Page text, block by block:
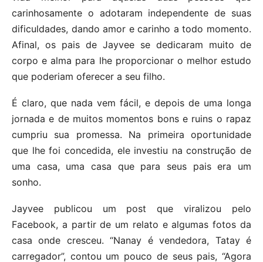
carinhosamente o adotaram independente de suas
dificuldades, dando amor e carinho a todo momento.
Afinal, os pais de Jayvee se dedicaram muito de
corpo e alma para lhe proporcionar o melhor estudo
que poderiam oferecer a seu filho.
É claro, que nada vem fácil, e depois de uma longa
jornada e de muitos momentos bons e ruins o rapaz
cumpriu sua promessa. Na primeira oportunidade
que lhe foi concedida, ele investiu na construção de
uma casa, uma casa que para seus pais era um
sonho.
Jayvee publicou um post que viralizou pelo
Facebook, a partir de um relato e algumas fotos da
casa onde cresceu. “Nanay é vendedora, Tatay é
carregador”, contou um pouco de seus pais, “Agora